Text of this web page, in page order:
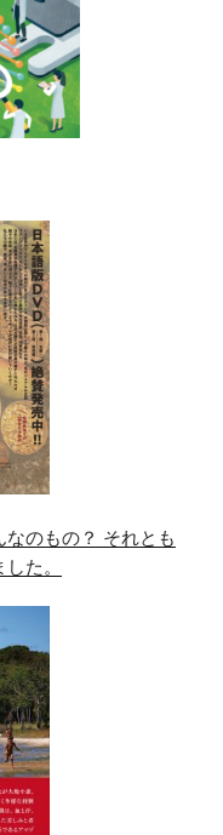
なのもの？ それとも
た。